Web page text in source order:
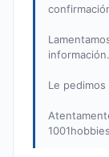
información.
Le
1001hobbies